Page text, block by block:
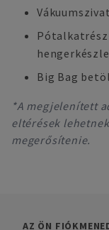
Big Bag
*A megjelenített
eltérések
megerősítenie.
AZ ÖN